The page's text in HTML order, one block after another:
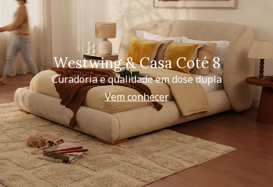
Westwing & Casa Coté 8
Curadoria e qualidade em dose dupla
Vem conhecer